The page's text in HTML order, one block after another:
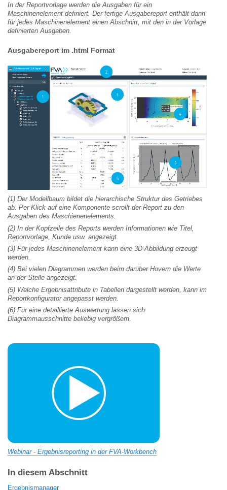
In der Reportvorlage werden die Ausgaben für ein
Maschinenelement definiert. Der fertige Ausgabereport enthält dann
für jedes Maschinenelement einen Abschnitt, mit den in der Vorlage
definierten Ausgaben.
Ausgabereport im .html Format
(1) Der Modellbaum bildet die hierarchische Struktur des Getriebes
ab. Per Klick auf eine Komponente scrollt der Report zu den
Ausgaben des Maschienenelements.
(2) In der Kopfzeile des Reports werden Informationen wie Titel,
Reportvorlage, Kunde usw. angezeigt.
(3) Für jedes Maschinenelement kann eine 3D-Abbildung erzeugt
werden.
(4) Bei vielen Diagrammen werden beim darüber Hovern die Werte
an der Stelle angezeigt.
(5) Welche Ergebnisattribute in Tabellen dargestellt werden, kann im
Reportkonfigurator angepasst werden.
(6) Für eine detaillierte Auswertung lassen sich
Diagrammausschnitte beliebig vergrößern.
Webinar - Ergebnisreporting in der FVA-Workbench
In diesem Abschnitt
Ergebnismanager